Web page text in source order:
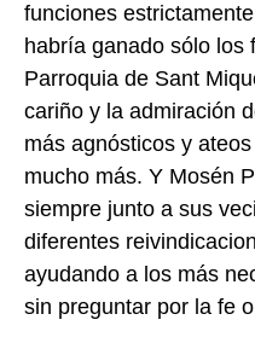
funciones
habría ganado sólo los
Parroquia de Sant
cariño y la admiración
más agnósticos y ateos
mucho más. Y Mosén
siempre junto a sus
diferentes
ayudando a los más
sin preguntar por la fe